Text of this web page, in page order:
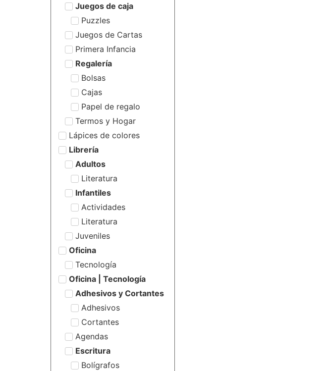
Juegos de caja
Puzzles
Juegos de Cartas
Primera Infancia
Regalería
Bolsas
Cajas
Papel de regalo
Termos y Hogar
Lápices de colores
Librería
Adultos
Literatura
Infantiles
Actividades
Literatura
Juveniles
Oficina
Tecnología
Oficina | Tecnología
Adhesivos y Cortantes
Adhesivos
Cortantes
Agendas
Escritura
Bolígrafos